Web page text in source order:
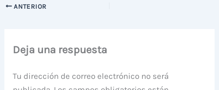
ANTERIOR
Deja una respuesta
Tu dirección de correo electrónico no será